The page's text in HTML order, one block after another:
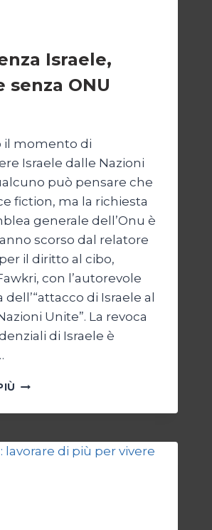
Israele,
senza ONU
il momento di
Israele dalle Nazioni
può pensare che
fiction, ma la richiesta
generale dell’Onu è
scorso dal relatore
il diritto al cibo,
con l’autorevole
di Israele al
Unite”. La revoca
di Israele è
ONU
ISRAELE,
SENZA
ONU